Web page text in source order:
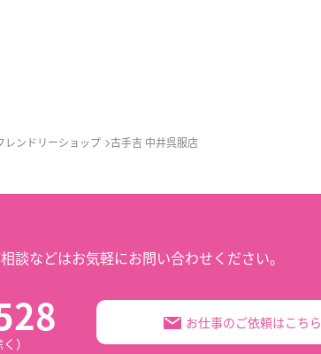
レンドリーショップ 古手吉 中井呉服店
談などはお気軽にお問い合わせください。
）
お仕事のご依頼はこちら